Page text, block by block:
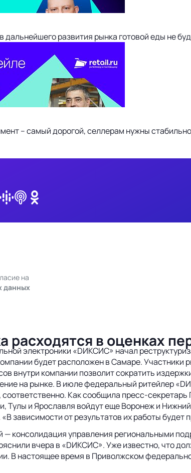
развития рынка готовой еды не
– самый дорогой, селлерам нужны
на
данных
расходятся в оценках
электроники «DИКСИС» начал
будет расположен в Самаре. Участники
внутри компании позволит сократить
на рынке. В июле федеральный ритейлер
Как сообщила пресс-
Тулы и Ярославля войдут еще Воронеж и
зависимости от результатов их работы
— консолидация управления региональными
вчера в «DИКСИС». Уже известно, что
В настоящее время в Приволжском